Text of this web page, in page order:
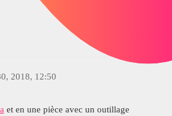
2018, 12:50
et en une pièce avec un outillage